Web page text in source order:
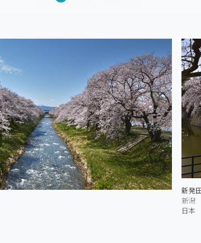
新発
新潟
日本